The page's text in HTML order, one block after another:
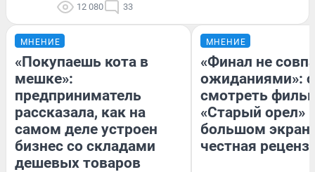
12 080 33
МНЕНИЕ
«Покупаешь кота в
мешке»:
предприниматель
рассказала, как на
самом деле устроен
бизнес со складами
дешевых товаров
МНЕНИЕ
«Финал не
ожиданиями»:
смотреть
«Старый орел»
большом
честная